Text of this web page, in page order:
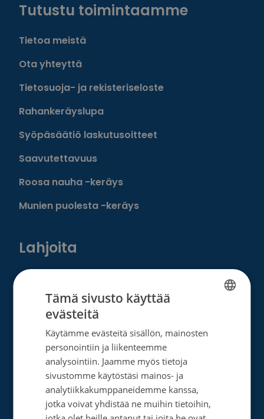
Tutustu toimintaamme
Tietoa meistä
Ota yhteyttä
Tietosuoja- ja rekisteriseloste
Rahankeräyslupa
Syöpäsäätiö laskutusoitteet
Saavutettavuus
Roosa nauha -keräys
Munien puolesta -keräys
Lahjoita
Löydä oma tapasi auttaa
Liity kuukausilahjoittajaksi
Tee muistolahja
Perusta merkkipäiväkeräys
Perusta muistokeräys
SWEDISH
Tämä sivusto käyttää
evästeitä
Käytämme evästeitä sisällön, mainosten
personointiin ja liikenteemme
analysointiin. Jaamme myös tietoja
sivustomme käytöstäsi mainos- ja
analytiikkakumppaneidemme kanssa,
jotka voivat yhdistää ne muihin tietoihin,